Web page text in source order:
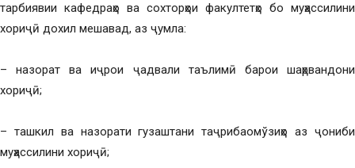
тарбиявии кафедраҳо ва сохторҳои факултетҳо бо муҳассилини
хориҷӣ дохил мешавад, аз ҷумла:
– назорат ва иҷрои ҷадвали таълимӣ барои шаҳрвандони
хориҷӣ;
– ташкил ва назорати гузаштани таҷрибаомўзиҳо аз ҷониби
муҳассилини хориҷӣ;